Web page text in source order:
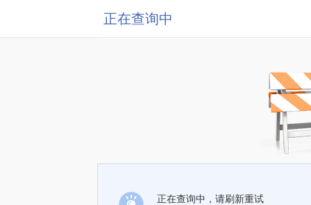
正在查询中
正在查询中，请刷新重试